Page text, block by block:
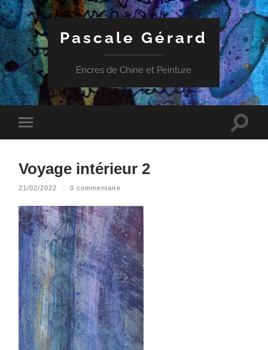
Pascale Gérard
Encres de Chine et Peinture
mobile
Toggle
Voyage intérieur 2
21/02/2022 / 0 commentaire